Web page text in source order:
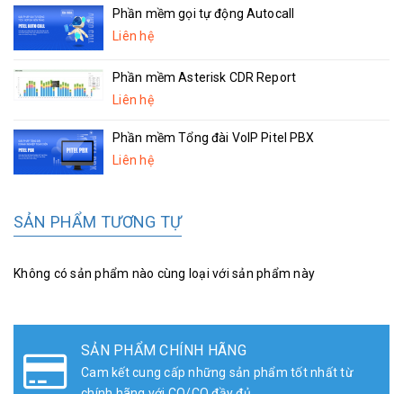
Phần mềm gọi tự động Autocall
Liên hệ
Phần mềm Asterisk CDR Report
Liên hệ
Phần mềm Tổng đài VoIP Pitel PBX
Liên hệ
SẢN PHẨM TƯƠNG TỰ
Không có sản phẩm nào cùng loại với sản phẩm này
SẢN PHẨM CHÍNH HÃNG
Cam kết cung cấp những sản phẩm tốt nhất từ